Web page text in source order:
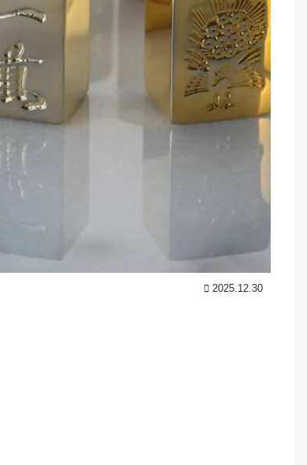
2025.12.30